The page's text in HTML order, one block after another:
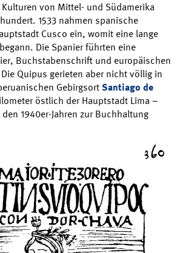
von Mittel- und Südamerika
1533 nahmen spanische
Cusco ein, womit eine lange
Die Spanier führten eine
Buchstabenschrift und europäischen
Quipus gerieten aber nicht völlig in
GebirgsortSantiago de
östlich der Hauptstadt Lima –
1940er-Jahren zur Buchhaltung